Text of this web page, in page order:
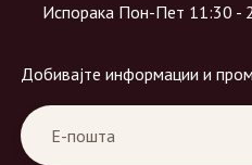
Испорака Пон-Пет 11:30 -
Добивајте информации и